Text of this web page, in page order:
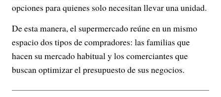
opciones para quienes solo necesitan llevar una unidad.
De esta manera, el supermercado reúne en un mismo
espacio dos tipos de compradores: las familias que
hacen su mercado habitual y los comerciantes que
buscan optimizar el presupuesto de sus negocios.